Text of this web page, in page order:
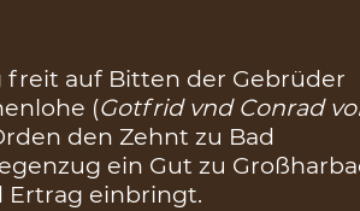
auf Bitten der Gebrüder
(Gotfrid vnd Conrad
den Zehnt zu Bad
ein Gut zu
Ertrag einbringt.